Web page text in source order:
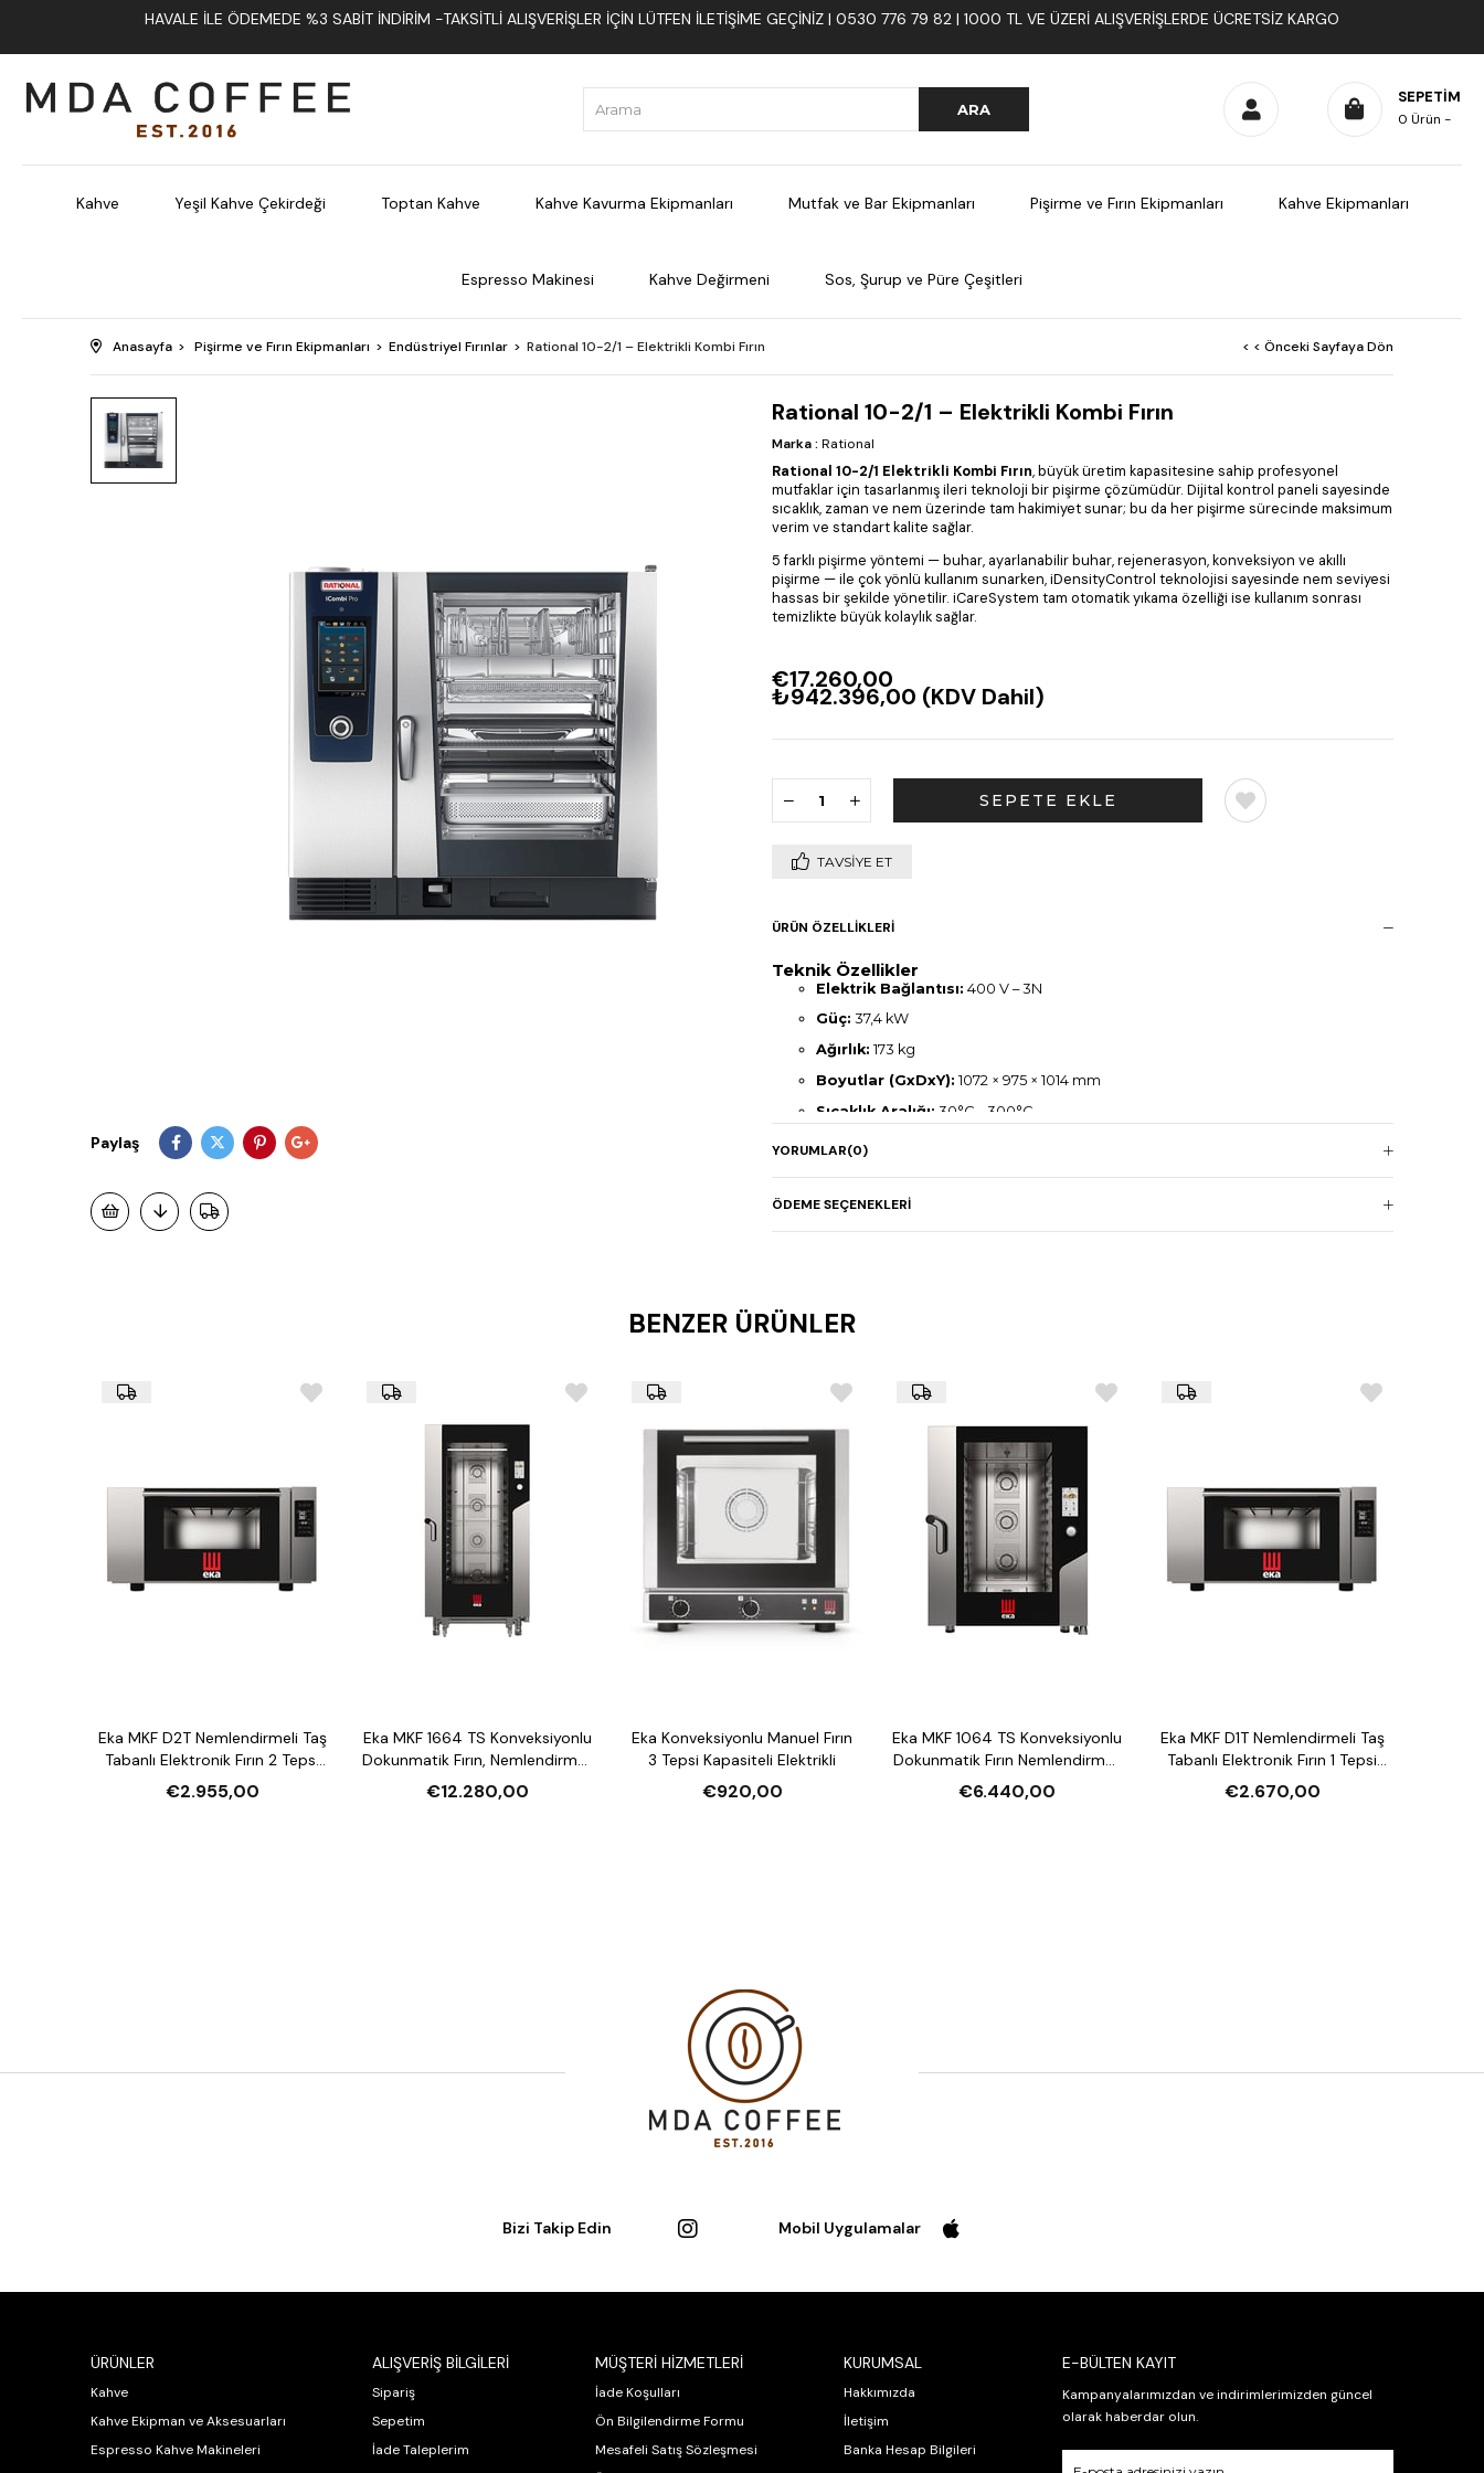
HAVALE İLE ÖDEMEDE %3 SABIT İNDIRIM -TAKSITLI ALIŞVERIŞLER İÇIN LÜTFEN ILETIŞIME GEÇINIZ | 0530 776 79 82 | 1000 TL VE ÜZERI ALIŞVERIŞLERDE ÜCRETSIZ KARGO
SEPETIM
0 Ürün
Kahve Yeşil Kahve Çekirdeği Toptan Kahve Kahve Kavurma Ekipmanları Mutfak ve Bar Ekipmanları Pişirme ve Fırın Ekipmanları Kahve Ekipmanları
Espresso Makinesi Kahve Değirmeni Sos, Şurup ve Püre Çeşitleri
Anasayfa Pişirme ve Fırın Ekipmanları Endüstriyel Fırınlar Rational 10-2/1 – Elektrikli Kombi Fırın < < Önceki Sayfaya Dön
Paylaş
Rational 10-2/1 – Elektrikli Kombi Fırın
Marka: Rational
Rational 10-2/1 Elektrikli Kombi Fırın, büyük üretim kapasitesine sahip profesyonel
mutfaklar için tasarlanmış ileri teknoloji bir pişirme çözümüdür. Dijital kontrol paneli sayesinde
sıcaklık, zaman ve nem üzerinde tam hakimiyet sunar; bu da her pişirme sürecinde maksimum
verim ve standart kalite sağlar.
5 farklı pişirme yöntemi — buhar, ayarlanabilir buhar, rejenerasyon, konveksiyon ve akıllı
pişirme — ile çok yönlü kullanım sunarken, iDensityControl teknolojisi sayesinde nem seviyesi
hassas bir şekilde yönetilir. iCareSystem tam otomatik yıkama özelliği ise kullanım sonrası
temizlikte büyük kolaylık sağlar.
€17.260,00
₺942.396,00 (KDV Dahil)
TAVSIYE ET
ÜRÜN ÖZELLIKLERI
Teknik Özellikler
Elektrik Bağlantısı: 400 V – 3N
Güç: 37,4 kW
Ağırlık: 173 kg
Boyutlar (GxDxY): 1072 × 975 × 1014 mm
Sıcaklık Aralığı: 30°C – 300°C
Fan Hız Ayarları:
YORUMLAR(0)
ÖDEME SEÇENEKLERI
BENZER ÜRÜNLER
Eka MKF D2T Nemlendirmeli Taş
Tabanlı Elektronik Fırın 2 Tepsi
Kapasiteli Elektrikli
€2.955,00
Eka MKF 1664 TS Konveksiyonlu
Dokunmatik Fırın, Nemlendirmeli
16 Tepsi Kapasiteli Elektrikli
€12.280,00
Eka Konveksiyonlu Manuel Fırın
3 Tepsi Kapasiteli Elektrikli
€920,00
Eka MKF 1064 TS Konveksiyonlu
Dokunmatik Fırın Nemlendirmeli
10 Tepsi Kapasiteli Elektrikli
€6.440,00
Eka MKF D1T Nemlendirmeli Taş
Tabanlı Elektronik Fırın 1 Tepsi
Kapasiteli Elektrikli
€2.670,00
Bizi Takip Edin Mobil Uygulamalar
ÜRÜNLER
Kahve
Kahve Ekipman ve Aksesuarları
Espresso Kahve Makineleri
ALIŞVERİŞ BİLGİLERİ
Sipariş
Sepetim
İade Taleplerim
MÜŞTERİ HİZMETLERİ
İade Koşulları
Ön Bilgilendirme Formu
Mesafeli Satış Sözleşmesi
KURUMSAL
Hakkımızda
İletişim
Banka Hesap Bilgileri
E-BÜLTEN KAYIT
Kampanyalarımızdan ve indirimlerimizden güncel
olarak haberdar olun.